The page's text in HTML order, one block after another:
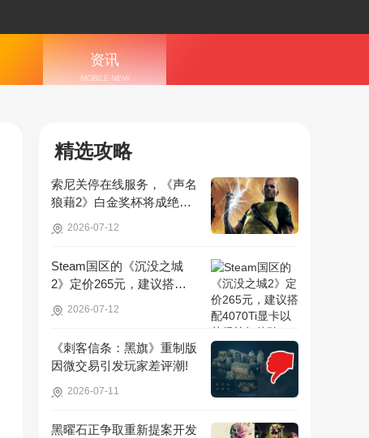
资讯
MOBILE NEW
精选攻略
索尼关停在线服务，《声名
狼藉2》白金奖杯将成绝
2026-07-12
Steam国区的《沉没之城
2》定价265元，建议搭配4
2026-07-12
《刺客信条：黑旗》重制版
因微交易引发玩家差评潮!
2026-07-11
黑曜石正争取重新提案开发